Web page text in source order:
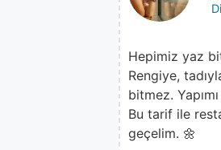
Hepimiz yaz
Rengiye,
bitmez.
Bu tarif ile
geçelim. 🌼